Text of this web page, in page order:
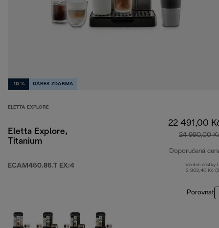
-10 % DÁREK ZDARMA
ELETTA EXPLORE
Eletta Explore,
Titanium
ECAM450.86.T EX:4
22 491,00
24 990,00
Doporučená
Včetně částky
3 903,40 Kč
Porovnat